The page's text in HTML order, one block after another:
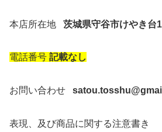
本店所在地 茨城県守谷市けやき台
電話番号 記載なし
お問い合わせ
表現、及び商品に関する注意書き